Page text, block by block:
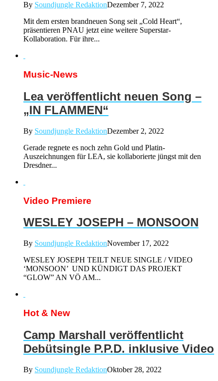
By Soundjungle RedaktionDezember 7, 2022
Mit dem ersten brandneuen Song seit „Cold Heart“,
präsentieren PNAU jetzt eine weitere Superstar-
Kollaboration. Für ihre...
Music-News
Lea veröffentlicht neuen Song –
„IN FLAMMEN“
By Soundjungle RedaktionDezember 2, 2022
Gerade regnete es noch zehn Gold und Platin-
Auszeichnungen für LEA, sie kollaborierte jüngst mit den
Dresdner...
Video Premiere
WESLEY JOSEPH – MONSOON
By Soundjungle RedaktionNovember 17, 2022
WESLEY JOSEPH TEILT NEUE SINGLE / VIDEO
‘MONSOON’ UND KÜNDIGT DAS PROJEKT
“GLOW” AN VÖ AM...
Hot & New
Camp Marshall veröffentlicht
Debütsingle P.P.D. inklusive Video
By Soundjungle RedaktionOktober 28, 2022